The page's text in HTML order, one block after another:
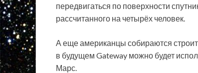
передвигаться по поверхности
рассчитанного на четырёх человек.
А еще американцы собираются
в будущем Gateway можно будет
Марс.